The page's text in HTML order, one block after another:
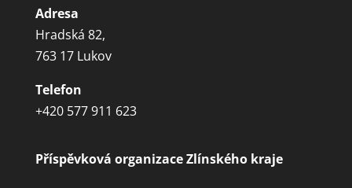
Adresa
Hradská 82,
763 17 Lukov
Telefon
+420 577 911 623
Příspěvková organizace Zlínského kraje